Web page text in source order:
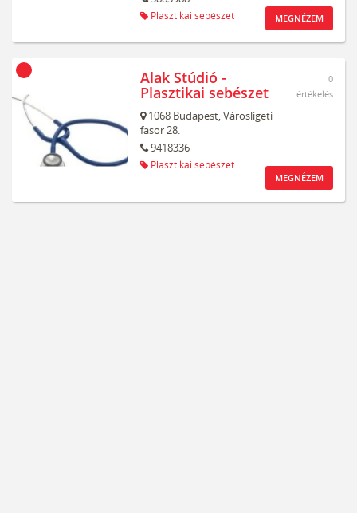
Plasztikai sebészet MEGNÉZEM
Alak Stúdió -
Plasztikai sebészet
1068 Budapest,Városligeti
fasor 28.
9418336
Plasztikai sebészet
0
értékelés
MEGNÉZEM